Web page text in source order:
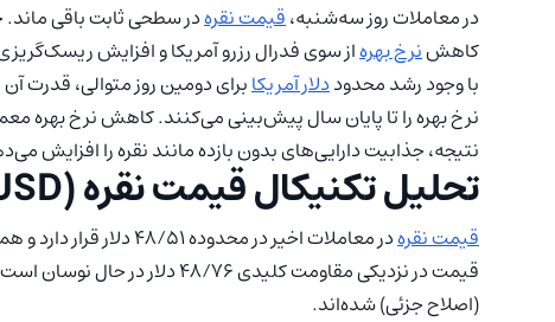
در معاملات روز سه‌شنبه،قیمت نقرهدر سطحی ثابت باقی ماند.
کاهشنرخ بهرهاز سوی فدرال رزرو آمریکا و افزایش
با وجود رشد محدوددلار آمریکابرای دومین روز متوالی،
نرخ بهره را تا پایان سال پیش‌بینی می‌کنند. کاهش نرخ بهره
نتیجه، جذابیت دارایی‌های بدون بازده مانند نقره را افزایش
تحلیل تکنیکال قیمت نقره (XAG/USD)
قیمت نقره
در معاملات اخیر در
قیمت در نزدیکی مقاومت کلیدی
(اصلاح جزئی) شده‌اند.